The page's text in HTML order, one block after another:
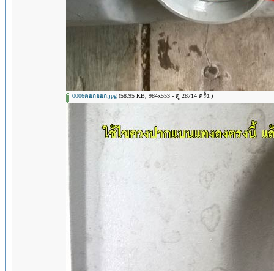
0006ตอกออก.jpg (58.95 KB, 984x553 - ดู 28714 ครั้ง.)